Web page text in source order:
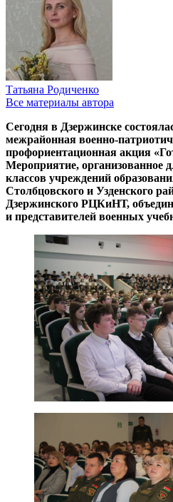
Татьяна Родиченко
Все материалы автора
Сегодня в Дзержинске
межрайонная военно-
профориентационная акция
Мероприятие, организованное
классов учреждений
Столбцовского и Узденского
Дзержинского РЦКиНТ,
и представителей военных